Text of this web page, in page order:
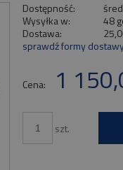
Dostępność:
Wysyłka w:
48
Dostawa:
płatności
sprawdź formy
Cena: 1
szt.